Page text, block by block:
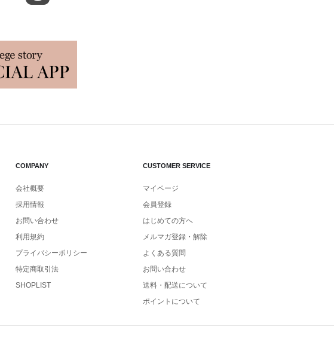
COMPANY
会社概要
採用情報
お問い合わせ
利用規約
プライバシーポリシー
特定商取引法
SHOPLIST
CUSTOMER SERVICE
マイページ
会員登録
はじめての方へ
メルマガ登録・解除
よくある質問
お問い合わせ
送料・配送について
ポイントについて